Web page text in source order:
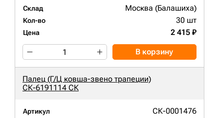
Склад Москва (Балашиха)
Кол-во 30 шт
Цена 2 415 ₽
В корзину
Палец (Г/Ц ковша-звено трапеции)
СК-6191114 СК
Артикул СК-0001476